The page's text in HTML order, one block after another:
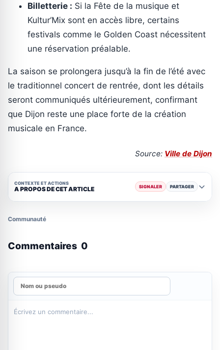
Billetterie : Si la Fête de la musique et
Kultur’Mix sont en accès libre, certains
festivals comme le Golden Coast nécessitent
une réservation préalable.
La saison se prolongera jusqu’à la fin de l’été avec
le traditionnel concert de rentrée, dont les détails
seront communiqués ultérieurement, confirmant
que Dijon reste une place forte de la création
musicale en France.
Source: Ville de Dijon
CONTEXTE ET ACTIONS
A PROPOS DE CET ARTICLE SIGNALER PARTAGER
Communauté
Commentaires 0